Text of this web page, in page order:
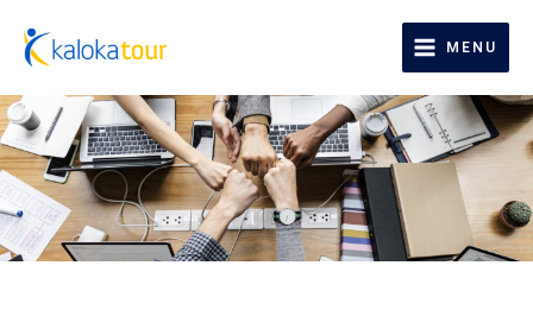
MENU